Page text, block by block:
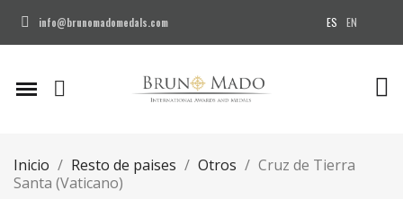
info@brunomadomedals.com ES EN
Inicio Resto de paises Otros
Cruz de Tierra
Santa (Vaticano)